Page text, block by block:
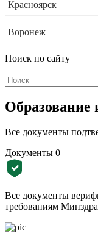
Красноярск
Воронеж
Поиск по сайту
Все документы
Документы 0
Все документы
требованиям